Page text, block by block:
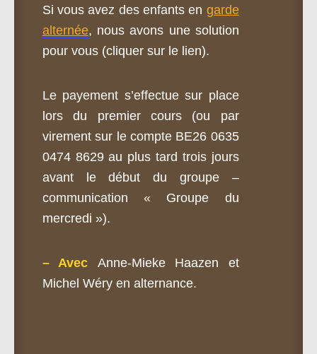
Si vous avez des enfants en garde
alternée, nous avons une solution
pour vous (cliquer sur le lien).
Le payement s’effectue sur place
lors du premier cours (ou par
virement sur le compte BE26 0635
0474 8629 au plus tard trois jours
avant le début dugroupe –
communication « Groupe du
mercredi »).
– Avec Anne-Mieke Haazen et
Michel Wéry en alternance.